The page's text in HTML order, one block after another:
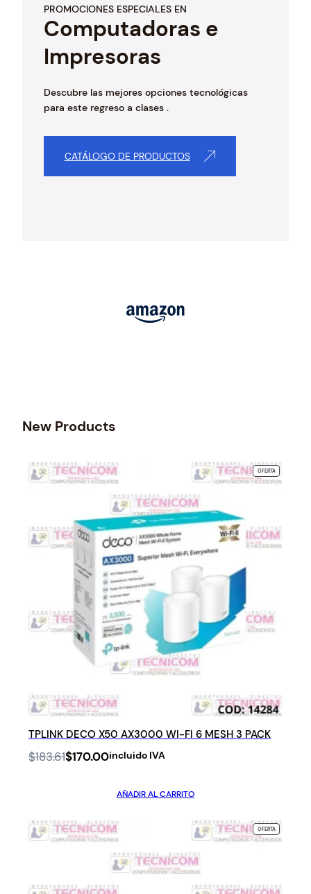
PROMOCIONES ESPECIALES EN
Computadoras e
Impresoras
Descubre las mejores opciones tecnológicas
para este regreso a clases .
CATÁLOGO DE PRODUCTOS
New Products
OFERTAPRODUCTO
EN
OFERTA
TPLINK DECO X50 AX3000 WI-FI 6 MESH 3 PACK
$183.61
Original
$170.00
Current
incluido IVA
AÑADIR AL CARRITO
OFERTAPRODUCTO
EN
OFERTA